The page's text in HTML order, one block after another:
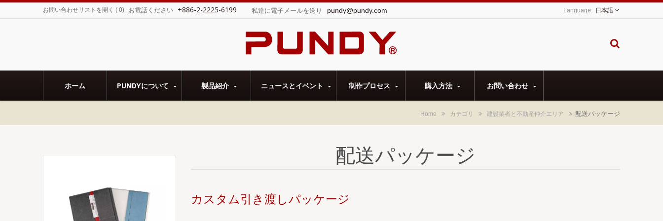
お問い合わせリストを開く ( 0) お電話ください +886-2-2225-6199 私達に電子メールを送り pundy@pundy.com 日本語
ホーム PUNDYについて 製品紹介 ニュースとイベント 制作プロセス 購入方法 お問い合わせ
Home カテゴリ 建設業者と不動産仲介エリア 配送パッケージ
配送パッケージ
カスタム引き渡しパッケージ